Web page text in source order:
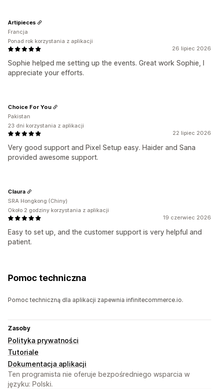
26 lipiec 2026
Sophie helped me setting up the events. Great work Sophie, I
appreciate your efforts.
Artipieces
Francja
Ponad rok korzystania z aplikacji
22 lipiec 2026
Very good support and Pixel Setup easy. Haider and Sana
provided awesome support.
Choice For You
Pakistan
23 dni korzystania z aplikacji
19 czerwiec 2026
Easy to set up, and the customer support is very helpful and
patient.
Claura
SRA Hongkong (Chiny)
Około 2 godziny korzystania z aplikacji
Pomoc techniczna
Pomoc techniczną dla aplikacji zapewnia infinitecommerce.io.
Zasoby
Polityka prywatności
Tutoriale
Dokumentacja aplikacji
Ten programista nie oferuje bezpośredniego wsparcia w
języku: Polski.